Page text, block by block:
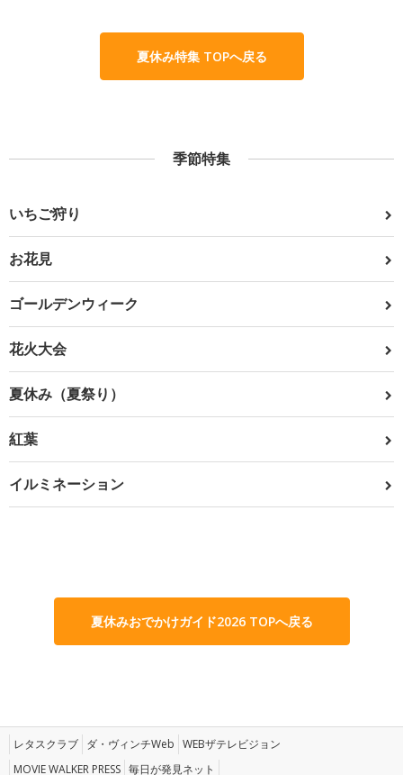
夏休み特集 TOPへ戻る
季節特集
いちご狩り
お花見
ゴールデンウィーク
花火大会
夏休み（夏祭り）
紅葉
イルミネーション
夏休みおでかけガイド2026 TOPへ戻る
レタスクラブ ダ・ヴィンチWeb WEBザテレビジョン
MOVIE WALKER PRESS 毎日が発見ネット